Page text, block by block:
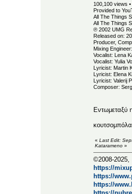
100,100 views
Provided to
All The Things
All The Things
℗ 2002 UMG
Released on:
Producer,
Mixing
Vocalist: Lena
Vocalist: Yulia
Lyricist: Martin
Lyricist: Elena
Lyricist: Valerij
Composer:
Εντωμεταξύ
« Last Edit:
Katarameno »
©2008-2025,
https://
https://
https://